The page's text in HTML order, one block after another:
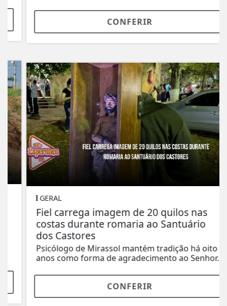
CONFERIR
GERAL
Fiel carrega imagem de 20 quilos nas
costas durante romaria ao Santuário
dos Castores
Psicólogo de Mirassol mantém tradição há oito
anos como forma de agradecimento ao Senhor...
CONFERIR